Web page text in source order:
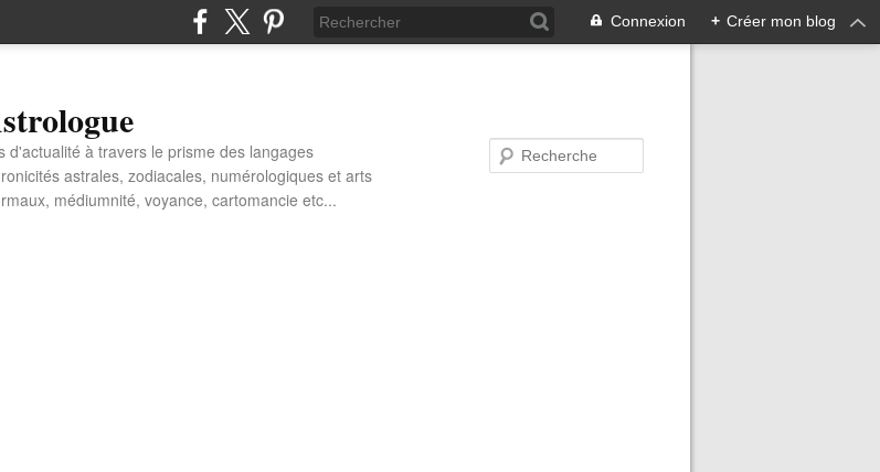
Connexion + Créer mon blog
d'actualité à travers le prisme des langages
astrales, zodiacales, numérologiques et arts
médiumnité, voyance, cartomancie etc...